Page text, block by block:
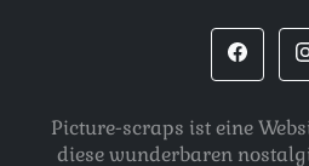
Picture-scraps ist eine
diese wunderbaren